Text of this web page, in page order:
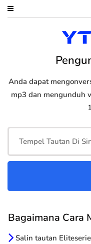
Anda dapat
mp3 dan mengunduh
Bagaimana Cara
Salin tautan